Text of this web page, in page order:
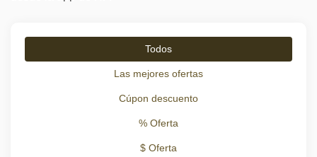
Todos
Las mejores ofertas
Cúpon descuento
% Oferta
$ Oferta